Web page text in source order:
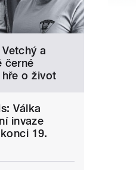
a
černé
o život
Válka
invaze
19.